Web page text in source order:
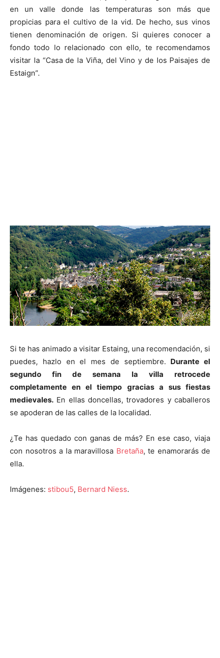
en un valle donde las temperaturas son más que
propicias para el cultivo de la vid. De hecho, sus vinos
tienen denominación de origen. Si quieres conocer a
fondo todo lo relacionado con ello, te recomendamos
visitar la “Casa de la Viña, del Vino y de los Paisajes de
Estaign”.
Si te has animado a visitar Estaing, una recomendación, si
puedes, hazlo en el mes de septiembre. Durante el
segundo fin de semana la villa retrocede
completamente en el tiempo gracias a sus fiestas
medievales. En ellas doncellas, trovadores y caballeros
se apoderan de las calles de la localidad.
¿Te has quedado con ganas de más? En ese caso, viaja
con nosotros a la maravillosa Bretaña, te enamorarás de
ella.
Imágenes: stibou5, Bernard Niess.